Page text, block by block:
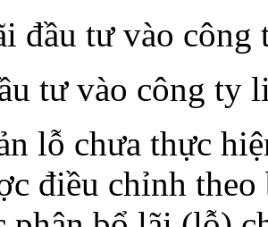
đầu tư vào công
tư vào công ty
lỗ chưa thực
điều chỉnh